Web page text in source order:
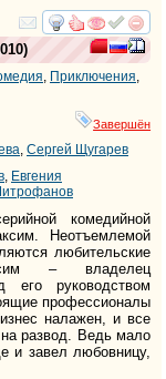
смотреть
, Приключения,
Завершён
, Сергей Щугарев
, Евгения
комедийной
Неотъемлемой
любительские
– владелец
его руководством
профессионалы
налажен, и все
развод. Ведь мало
и завел любовницу,